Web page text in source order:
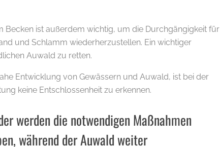
Becken ist außerdem wichtig, um die Durchgängigkeit für
und Schlamm wiederherzustellen. Ein wichtiger
Auwald zu retten.
Entwicklung von Gewässern und Auwald, ist bei der
keine Entschlossenheit zu erkennen.
werden die notwendigen Maßnahmen
während der Auwald weiter